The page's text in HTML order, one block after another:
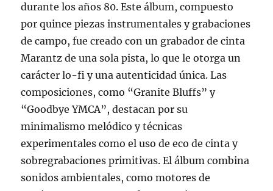
durante los años 80. Este álbum, compuesto
por quince piezas instrumentales y grabaciones
de campo, fue creado con un grabador de cinta
Marantz de una sola pista, lo que le otorga un
carácter lo-fi y una autenticidad única. Las
composiciones, como “Granite Bluffs” y
“Goodbye YMCA”, destacan por su
minimalismo melódico y técnicas
experimentales como el uso de eco de cinta y
sobregrabaciones primitivas. El álbum combina
sonidos ambientales, como motores de